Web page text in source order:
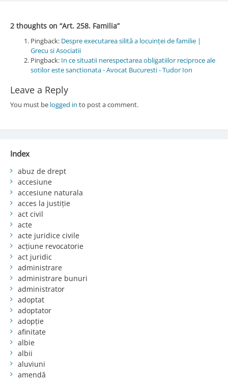
2 thoughts on “Art. 258. Familia”
Pingback: Despre executarea silită a locuinței de familie |
Grecu si Asociatii
Pingback: In ce situatii nerespectarea obligatiilor reciproce ale
sotilor este sanctionata - Avocat Bucuresti - Tudor Ion
Leave a Reply
You must be logged in to post a comment.
Index
abuz de drept
accesiune
accesiune naturala
acces la justiție
act civil
acte
acte juridice civile
acțiune revocatorie
act juridic
administrare
administrare bunuri
administrator
adoptat
adoptator
adopție
afinitate
albie
albii
aluviuni
amendă